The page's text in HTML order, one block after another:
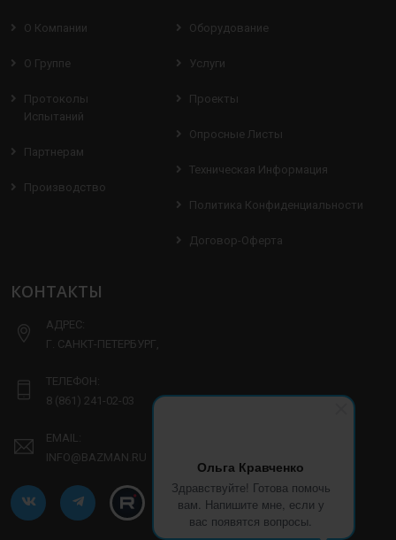
Ольга Кравченко
Здравствуйте! Готова помочь
вам. Напишите мне, если у
вас появятся вопросы.
О Компании
О Группе
Протоколы
Испытаний
Партнерам
Производство
Оборудование
Услуги
Проекты
Опросные Листы
Техническая Информация
Политика Конфиденциальности
Договор-Оферта
КОНТАКТЫ
АДРЕС:
Г. САНКТ-ПЕТЕРБУРГ,
ТЕЛЕФОН:
8 (861) 241-02-03
EMAIL:
INFO@BAZMAN.RU